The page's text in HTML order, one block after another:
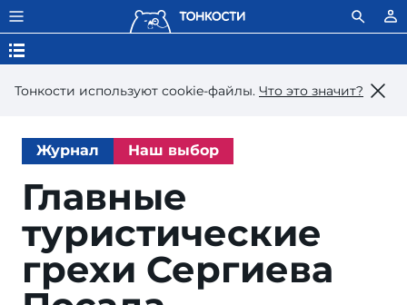
Тонкости используют сookie-файлы. Что это значит?
Журнал Наш выбор
Главные
туристические
грехи Сергиева